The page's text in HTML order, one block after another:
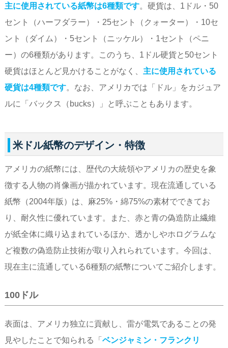
主に使用されている紙幣は6種類です。硬貨は、1ドル・50
セント（ハーフダラー）・25セント（クォーター）・10セ
ント（ダイム）・5セント（ニッケル）・1セント（ペニ
ー）の6種類があります。このうち、1ドル硬貨と50セント
硬貨はほとんど見かけることがなく、 主に使用されている
硬貨は4種類です。なお、アメリカでは「ドル」をカジュア
ルに「バックス（bucks）」と呼ぶこともあります。
米ドル紙幣のデザイン・特徴
アメリカの紙幣には、歴代の大統領やアメリカの歴史を象
徴する人物の肖像画が描かれています。現在流通している
紙幣（2004年版）は、麻25%・綿75%の素材でできてお
り、耐久性に優れています。また、赤と青の偽造防止繊維
が紙全体に織り込まれているほか、透かしやホログラムな
ど複数の偽造防止技術が取り入れられています。今回は、
現在主に流通している6種類の紙幣についてご紹介します。
100ドル
表面は、アメリカ独立に貢献し、雷が電気であることの発
見やしたことで知られる「 ベンジャミン・フランクリ